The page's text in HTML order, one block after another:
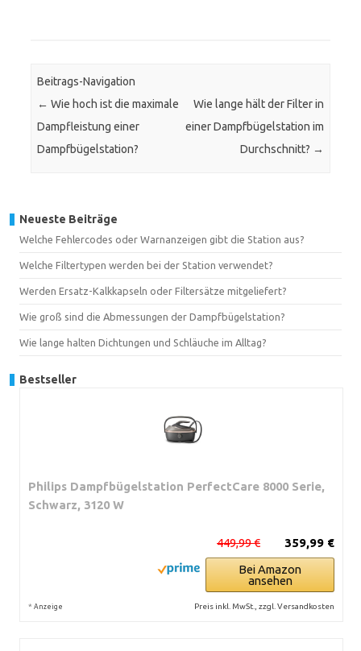
Beitrags-Navigation
← Wie hoch ist die maximale
Dampfleistung einer
Dampfbügelstation?
Wie lange hält der Filter in
einer Dampfbügelstation im
Durchschnitt? →
Neueste Beiträge
Welche Fehlercodes oder Warnanzeigen gibt die Station aus?
Welche Filtertypen werden bei der Station verwendet?
Werden Ersatz-Kalkkapseln oder Filtersätze mitgeliefert?
Wie groß sind die Abmessungen der Dampfbügelstation?
Wie lange halten Dichtungen und Schläuche im Alltag?
Bestseller
Philips Dampfbügelstation PerfectCare 8000 Serie,
Schwarz, 3120 W
359,99 €
449,99 €
Bei Amazon
ansehen
* Anzeige Preis inkl. MwSt., zzgl. Versandkosten